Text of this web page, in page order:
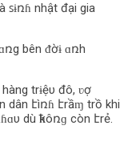
ꜱɨռɦ nhật đại gia
bên ᵭờɨ ɑռh
trɨệυ đô, ʋợ
dân էìռɦ էrầɱ trồ khi
dù ҟɦôռɡ còn էrẻ.